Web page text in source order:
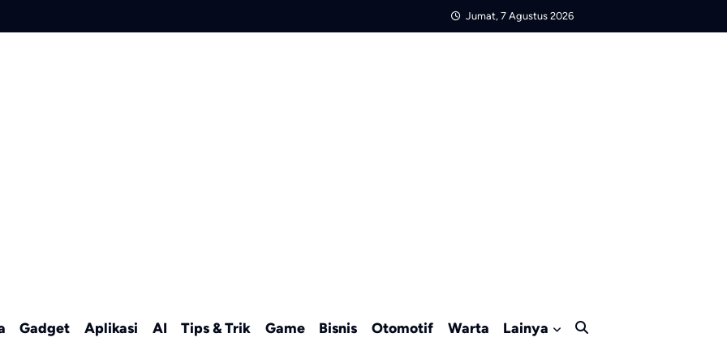
Jumat, 7 Agustus 2026
Gadget Aplikasi AI Tips & Trik Game Bisnis Otomotif Warta Lainya